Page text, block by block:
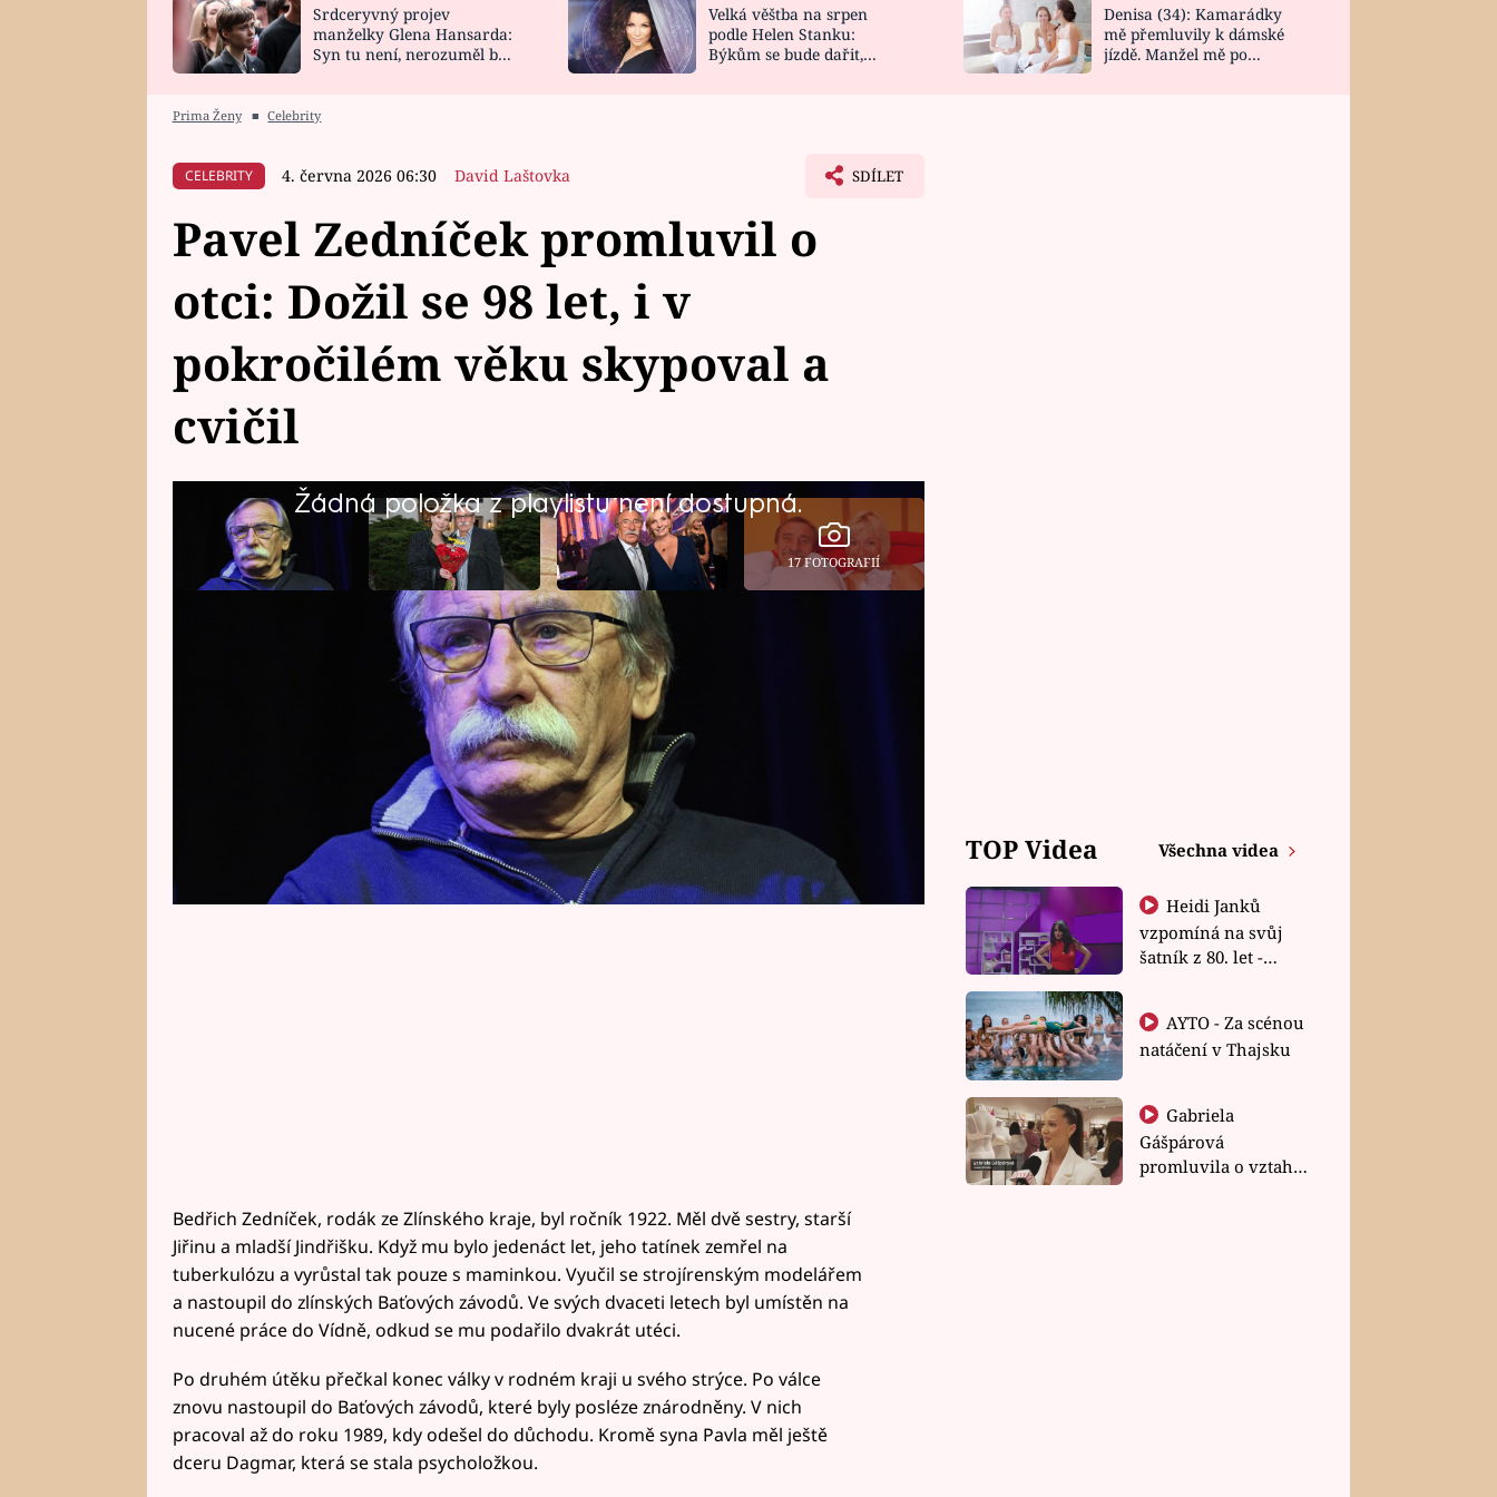
HOROSKOP NA
CELEBRITY
VAŘENÍ
NOVINKY
VIDEORECEPTY
DESIGN
Srdceryvný projev
manželky Glena Hansarda:
Syn tu není, nerozuměl by
Velká věštba na srpen
podle Helen Stanku:
Býkům se bude dařit,
Denisa (34): Kamarádky
mě přemluvily k dámské
jízdě. Manžel mě po
Prima Ženy ■ Celebrity
CELEBRITY 4. června 2026 06:30 David Laštovka SDÍLET
Pavel Zedníček promluvil o
otci: Dožil se 98 let, i v
pokročilém věku skypoval a
cvičil
Žádná položka z playlistu není dostupná.
17 FOTOGRAFIÍ
Pavel Zedníček má všechny předpoklady k tomu, aby se dožil
vysokého věku. Přestože mu letos bude sedmasedmdesát let, stále je
velmi pracovně činný, sportovně založený a udržuje se v kondici.
Navíc má v rodině dlouhověkost. Jeho tatínek Bedřich se dožil
úctyhodného věku - 98 let. „A to jsme spolu byli domluveni, že vydrží
do stovky,“ prozradil herec pro web Prima Ženy.
Bedřich Zedníček, rodák ze Zlínského kraje, byl ročník 1922. Měl dvě sestry, starší
Jiřinu a mladší Jindřišku. Když mu bylo jedenáct let, jeho tatínek zemřel na
tuberkulózu a vyrůstal tak pouze s maminkou. Vyučil se strojírenským modelářem
a nastoupil do zlínských Baťových závodů. Ve svých dvaceti letech byl umístěn na
nucené práce do Vídně, odkud se mu podařilo dvakrát utéci.
Po druhém útěku přečkal konec války v rodném kraji u svého strýce. Po válce
znovu nastoupil do Baťových závodů, které byly posléze znárodněny. V nich
pracoval až do roku 1989, kdy odešel do důchodu. Kromě syna Pavla měl ještě
dceru Dagmar, která se stala psycholožkou.
TOP Videa Všechna videa
Heidi Janků
vzpomíná na svůj
šatník z 80. let -
natáčení v Thajsku
Gabriela
Gášpárová
promluvila o vztahu